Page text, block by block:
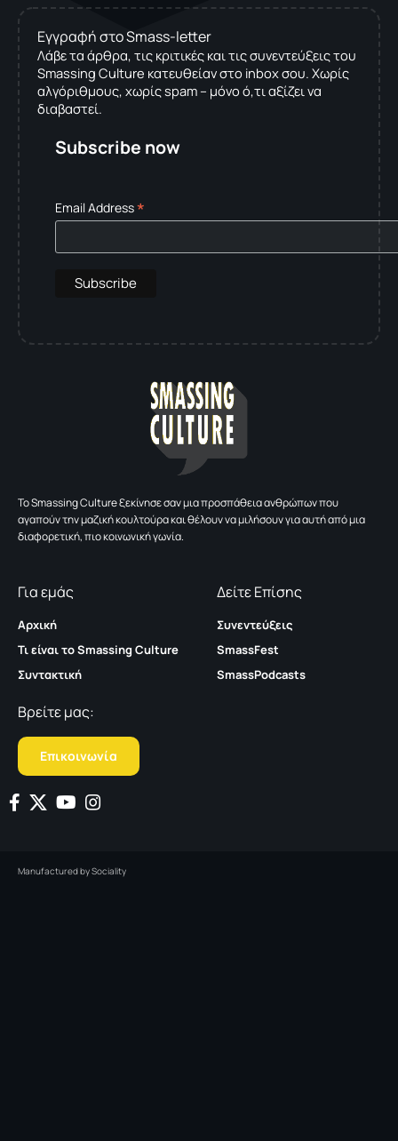
Εγγραφή στο Smass-letter
Λάβε τα άρθρα, τις κριτικές και τις συνεντεύξεις του
Smassing Culture κατευθείαν στο inbox σου. Χωρίς
αλγόριθμους, χωρίς spam – μόνο ό,τι αξίζει να
διαβαστεί.
Subscribe now
Email Address*
To Smassing Culture ξεκίνησε σαν μια προσπάθεια ανθρώπων που
αγαπούν την μαζική κουλτούρα και θέλουν να μιλήσουν για αυτή από μια
διαφορετική, πιο κοινωνική γωνία.
Για εμάς
Αρχική
Τι είναι το Smassing Culture
Συντακτική
Δείτε Επίσης
Συνεντεύξεις
SmassFest
SmassPodcasts
Βρείτε μας:
Επικοινωνία
Manufactured bySociality